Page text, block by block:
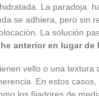
La paradoja:
se adhiera, pero sin
La solución
anterior en lugar de
vello o una textura
En estos casos,